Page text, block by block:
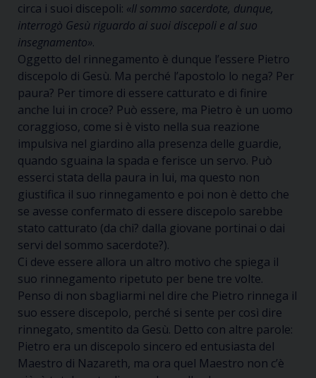
circa i suoi discepoli: «Il sommo sacerdote, dunque,
interrogò Gesù riguardo ai suoi discepoli e al suo
insegnamento».
Oggetto del rinnegamento è dunque l’essere Pietro
discepolo di Gesù. Ma perché l’apostolo lo nega? Per
paura? Per timore di essere catturato e di finire
anche lui in croce? Può essere, ma Pietro è un uomo
coraggioso, come si è visto nella sua reazione
impulsiva nel giardino alla presenza delle guardie,
quando sguaina la spada e ferisce un servo. Può
esserci stata della paura in lui, ma questo non
giustifica il suo rinnegamento e poi non è detto che
se avesse confermato di essere discepolo sarebbe
stato catturato (da chi? dalla giovane portinai o dai
servi del sommo sacerdote?).
Ci deve essere allora un altro motivo che spiega il
suo rinnegamento ripetuto per bene tre volte.
Penso di non sbagliarmi nel dire che Pietro rinnega il
suo essere discepolo, perché si sente per così dire
rinnegato, smentito da Gesù. Detto con altre parole:
Pietro era un discepolo sincero ed entusiasta del
Maestro di Nazareth, ma ora quel Maestro non c’è